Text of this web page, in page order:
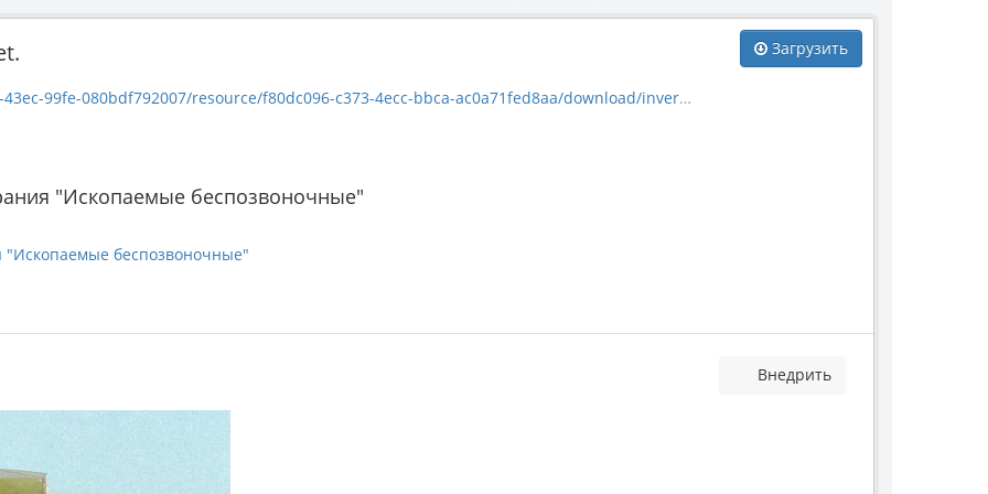
Загрузить
080bdf792007/resource/f80dc096-c373-4ecc-bbca-ac0a71fed8aa/download/invertebrate_4783.jpg
"Ископаемые беспозвоночные"
"Ископаемые беспозвоночные"
Внедрить